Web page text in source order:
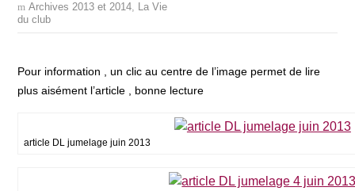
Archives 2013 et 2014, La Vie
du club
Pour information , un clic au centre de l’image permet de lire
plus aisément l’article , bonne lecture
article DL jumelage juin 2013